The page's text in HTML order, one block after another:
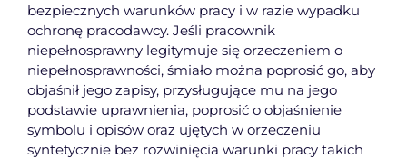
bezpiecznych warunków pracy i w razie wypadku
ochronę pracodawcy. Jeśli pracownik
niepełnosprawny legitymuje się orzeczeniem o
niepełnosprawności, śmiało można poprosić go, aby
objaśnił jego zapisy, przysługujące mu na jego
podstawie uprawnienia, poprosić o objaśnienie
symbolu i opisów oraz ujętych w orzeczeniu
syntetycznie bez rozwinięcia warunki pracy takich